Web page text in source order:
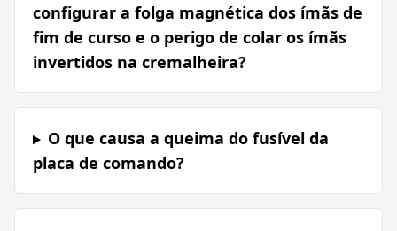
configurar a folga magnética dos ímãs de
fim de curso e o perigo de colar os ímãs
invertidos na cremalheira?
O que causa a queima do fusível da
placa de comando?